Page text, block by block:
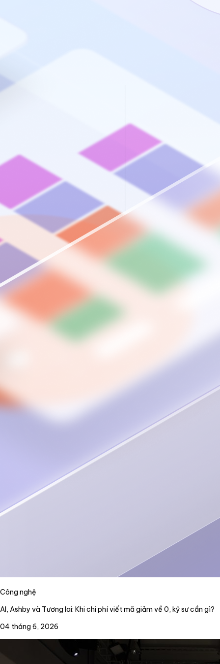
Công nghệ
AI, Ashby và Tương lai: Khi chi phí viết mã giảm về 0, kỹ sư cần gì?
04 tháng 6, 2026